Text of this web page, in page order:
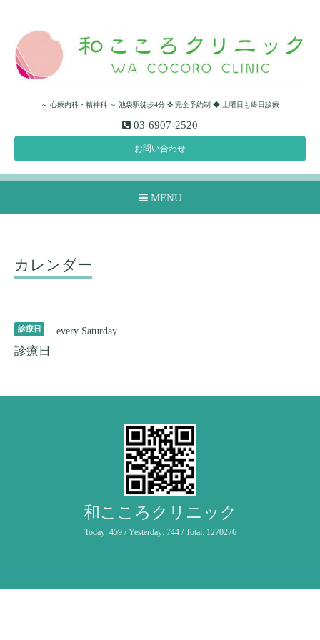
～ 心療内科・精神科 ～ 池袋駅徒歩4分 ✜ 完全予約制 ◆ 土曜日も終日診療
03-6907-2520
お問い合わせ
MENU
カレンダー
診療日 every Saturday
診療日
和こころクリニック
Today: 459/ Yesterday: 744/ Total: 1270276